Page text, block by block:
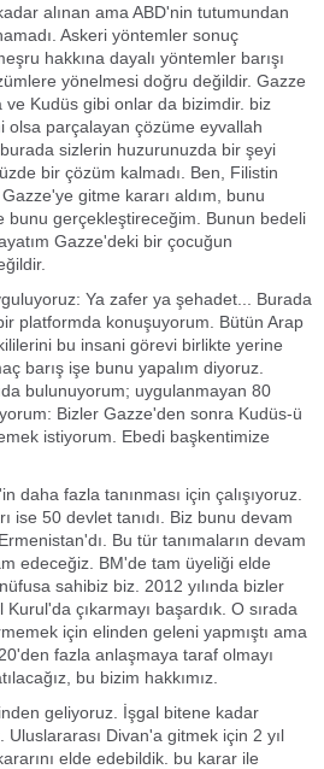
alınan ama ABD'nin tutumundan
Askeri yöntemler sonuç
hakkına dayalı yöntemler barışı
yönelmesi doğru değildir. Gazze
ve Kudüs gibi onlar da bizimdir. biz
olsa parçalayan çözüme eyvallah
sizlerin huzurunuzda bir şeyi
bir çözüm kalmadı. Ben, Filistin
gitme kararı aldım, bunu
bunu gerçekleştireceğim. Bunun bedeli
Gazze'deki bir çocuğun
Ya zafer ya şehadet... Burada
platformda konuşuyorum. Bütün Arap
bu insani görevi birlikte yerine
barış işe bunu yapalım diyoruz.
bulunuyorum; uygulanmayan 80
Bizler Gazze'den sonra Kudüs-ü
istiyorum. Ebedi başkentimize
daha fazla tanınması için çalışıyoruz.
ise 50 devlet tanıdı. Biz bunu devam
Bu tür tanımaların devam
edeceğiz. BM'de tam üyeliği elde
sahibiz biz. 2012 yılında bizler
Kurul'da çıkarmayı başardık. O sırada
için elinden geleni yapmıştı ama
fazla anlaşmaya taraf olmayı
bu bizim hakkımız.
geliyoruz. İşgal bitene kadar
Divan'a gitmek için 2 yıl
elde edebildik. bu karar ile